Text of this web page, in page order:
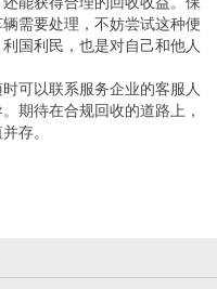
需要处理，不妨尝试这种便
国利民，也是对自己和他人
可以联系服务企业的客服人
期待在合规回收的道路上，
存。